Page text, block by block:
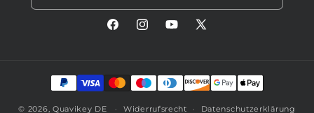
FacebookInstagramYouTube
X
Zahlungsmethoden
© 2026, Quavikey DE Widerrufsrecht Datenschutzerklärung